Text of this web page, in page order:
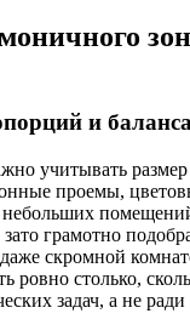
и
учитывать
проемы,
небольших
грамотно
даже скромной
ровно столько,
задач, а не ради